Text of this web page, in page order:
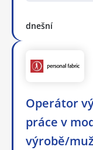
dnešní
Operátor
práce v
výrobě/